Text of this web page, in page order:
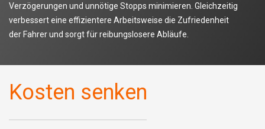
Verzögerungen und unnötige Stopps minimieren. Gleichzeitig
verbessert eine effizientere Arbeitsweise die Zufriedenheit
der Fahrer und sorgt für reibungslosere Abläufe.
Kosten senken